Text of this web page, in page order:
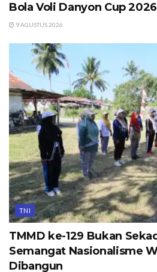
Bola Voli Danyon Cup 2026
9 AGUSTUS 2026
TNI
TMMD ke-129 Bukan
Semangat Nasionalisme
Dibangun